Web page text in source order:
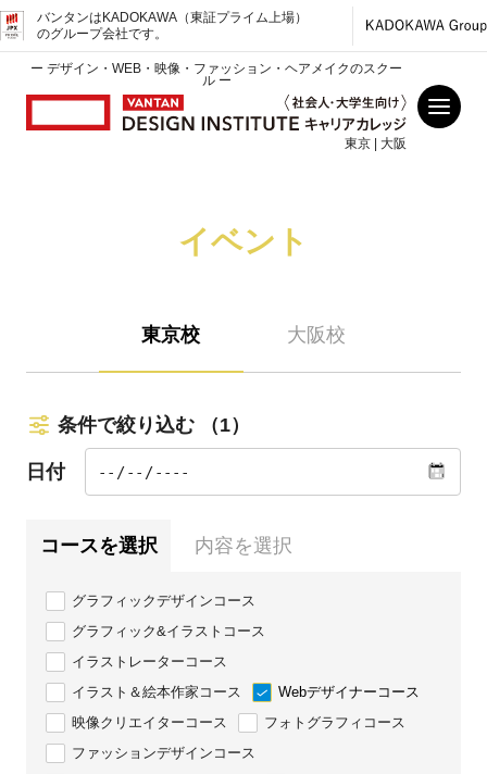
バンタンはKADOKAWA（東証プライム上場）
のグループ会社です。
ー デザイン・WEB・映像・ファッション・ヘアメイクのスクー
ル ー
東京 | 大阪
イベント
東京校 大阪校
条件で絞り込む （1）
日付
コースを選択 内容を選択
グラフィックデザインコース
グラフィック&イラストコース
イラストレーターコース
イラスト＆絵本作家コース
Webデザイナーコース
映像クリエイターコース
フォトグラフィコース
ファッションデザインコース